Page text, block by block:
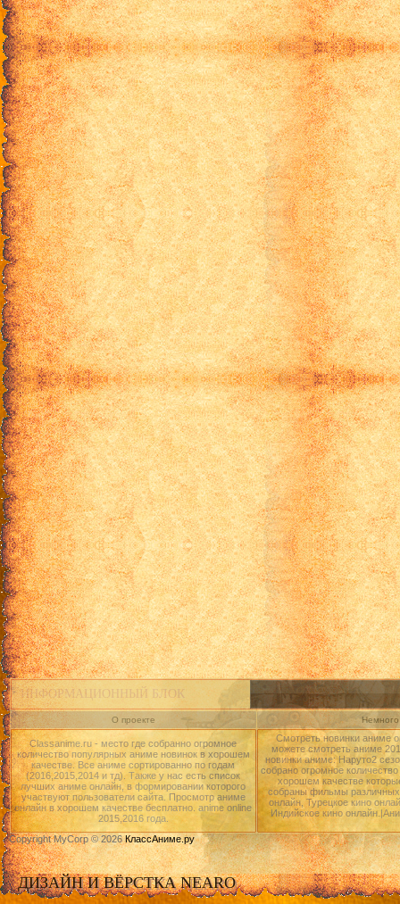
ИНФОРМАЦИОННЫЙ БЛОК
О проекте
Classanime.ru - место где собранно огромное
количество популярных аниме новинок в хорошем
качестве. Все аниме сортированно по годам
(2016,2015,2014 и тд). Также у нас есть список
лучших аниме онлайн, в формировании которого
участвуют пользователи сайта. Просмотр аниме
онлайн в хорошем качестве бесплатно. anime online
2015,2016 года.
Смотреть новинки аниме
можете смотреть аниме
новинки аниме: Наруто2
собрано огромное
хорошем качестве
собраны фильмы различных
онлайн, Турецкое кино
Индийское кино
Copyright MyCorp © 2026КлассАниме.ру
ДИЗАЙН И ВЁРСТКА NEARO